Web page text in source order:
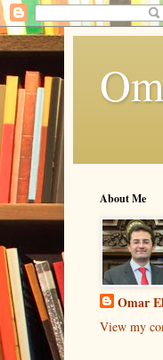
About Me
Omar
View my